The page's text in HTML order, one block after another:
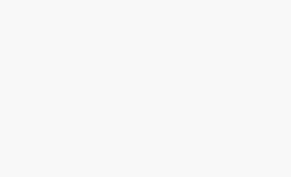
dar podzimu: ovoce kaki
a lahodné chuti kaki! Kaki, známé
Bouquet pochází…